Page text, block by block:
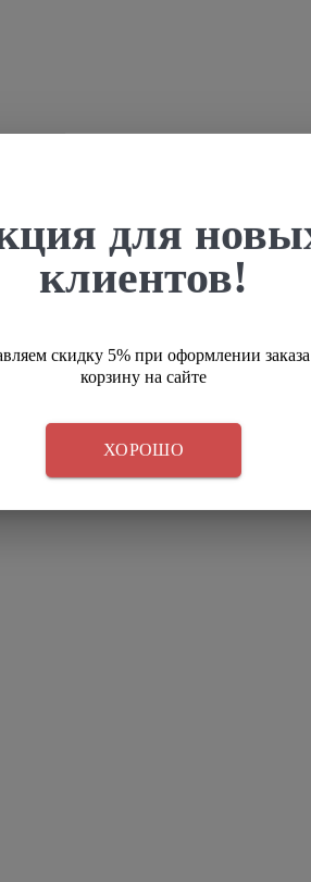
для
клиентов!
скидку 5% при оформлении заказа
корзину на сайте
ХОРОШО